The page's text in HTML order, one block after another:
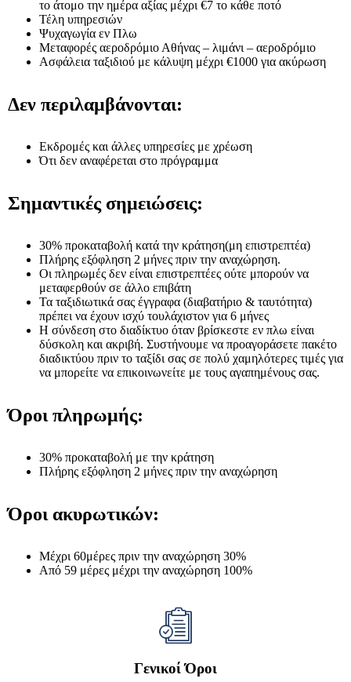
το άτομο την ημέρα αξίας μέχρι €7 το κάθε ποτό
Τέλη υπηρεσιών
Ψυχαγωγία εν Πλω
Μεταφορές αεροδρόμιο Αθήνας – λιμάνι – αεροδρόμιο
Ασφάλεια ταξιδιού με κάλυψη μέχρι €1000 για ακύρωση
Δεν περιλαμβάνονται:
Εκδρομές και άλλες υπηρεσίες με χρέωση
Ότι δεν αναφέρεται στο πρόγραμμα
Σημαντικές σημειώσεις:
30% προκαταβολή κατά την κράτηση(μη επιστρεπτέα)
Πλήρης εξόφληση 2 μήνες πριν την αναχώρηση.
Οι πληρωμές δεν είναι επιστρεπτέες ούτε μπορούν να
μεταφερθούν σε άλλο επιβάτη
Τα ταξιδιωτικά σας έγγραφα (διαβατήριο & ταυτότητα)
πρέπει να έχουν ισχύ τουλάχιστον για 6 μήνες
Η σύνδεση στο διαδίκτυο όταν βρίσκεστε εν πλω είναι
δύσκολη και ακριβή. Συστήνουμε να προαγοράσετε πακέτο
διαδικτύου πριν το ταξίδι σας σε πολύ χαμηλότερες τιμές για
να μπορείτε να επικοινωνείτε με τους αγαπημένους σας.
Όροι πληρωμής:
30% προκαταβολή με την κράτηση
Πλήρης εξόφληση 2 μήνες πριν την αναχώρηση
Όροι ακυρωτικών:
Μέχρι 60μέρες πριν την αναχώρηση 30%
Από 59 μέρες μέχρι την αναχώρηση 100%
Γενικοί Όροι